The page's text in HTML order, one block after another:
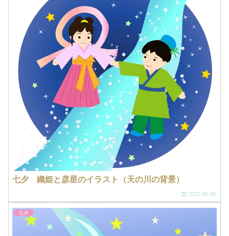
七夕 織姫と彦星のイラスト（天の川の背景）
2023.06.29
七夕